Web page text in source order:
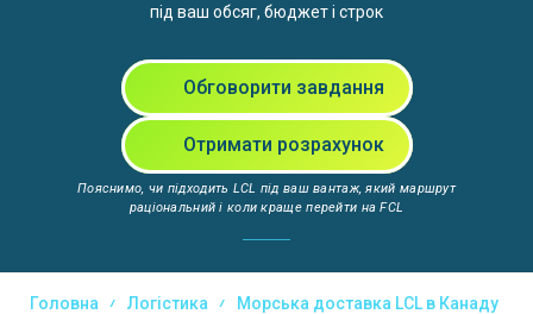
під ваш обсяг, бюджет і строк
Обговорити завдання
Отримати розрахунок
Пояснимо, чи підходить LCL під ваш вантаж, який маршрут
раціональний і коли краще перейти на FCL
Головна Логістика Морська доставка LCL в Канаду